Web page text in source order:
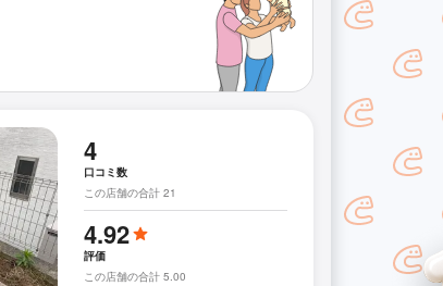
4
口コミ数
この店舗の合計 21
4.92
評価
この店舗の合計 5.00